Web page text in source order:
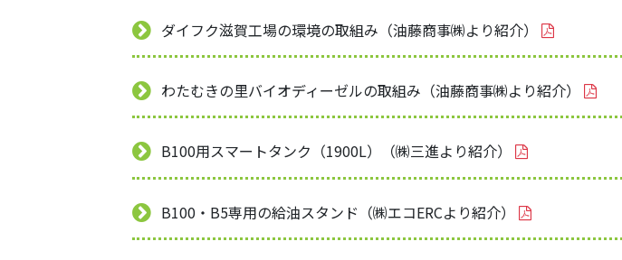
ダイフク滋賀工場の環境の取組み（油藤商事㈱より紹介）
わたむきの里バイオディーゼルの取組み（油藤商事㈱より紹介）
B100用スマートタンク（1900L）（㈱三進より紹介）
B100・B5専用の給油スタンド（㈱エコERCより紹介）